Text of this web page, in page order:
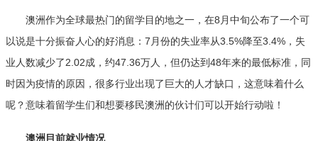
澳洲作为全球最热门的留学目的地之一，在8月中旬公布了一个可
以说是十分振奋人心的好消息：7月份的失业率从3.5%降至3.4%，失
业人数减少了2.02成，约47.36万人，但仍达到48年来的最低标准，同
时因为疫情的原因，很多行业出现了巨大的人才缺口，这意味着什么
呢？意味着留学生们和想要移民澳洲的伙计们可以开始行动啦！
澳洲目前就业情况